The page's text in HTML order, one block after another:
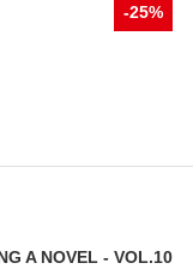
-25%
A NOVEL - VOL.10